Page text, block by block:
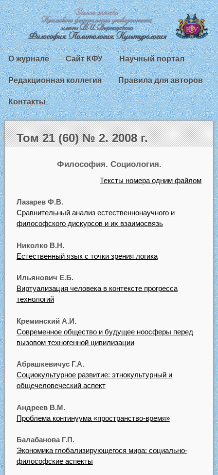
О журнале Сайт КФУ Научный портал
Редакционная коллегия Правила для авторов
Контакты
Том 21 (60) № 2. 2008 г.
Философия. Социология.
Тексты номера одним файлом
Лазарев Ф.В.
Сравнительный анализ естественнонаучного и
философского дискурсов и их взаимосвязь
Николко В.Н.
Естественный язык с точки зрения логика
Ильянович Е.Б.
Виртуализация человека в контексте прогресса
технологий
Креминский А.И.
Современное общество и будущее ноосферы перед
вызовом техногенной цивилизации
Абрашкевичус Г.А.
Социокультурное развитие: этнокультурный и
общечеловеческий аспект
Андреев В.М.
Проблема континуума «пространство-время»
Балабанова Г.П.
Экономика глобализирующегося мира: социально-
философские аспекты